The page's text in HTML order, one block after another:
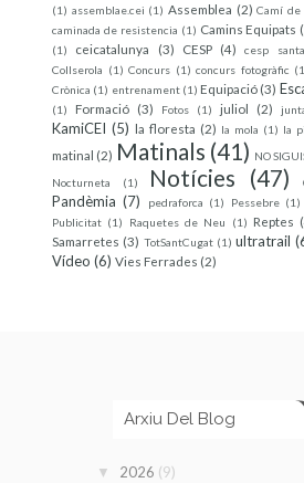
(1) assemblae.cei (1) Assemblea (2) Camí de
caminada de resistencia (1) Camins Equipats
(1)
ceicatalunya (3) CESP (4) cesp
Collserola (1) Concurs (1) concurs fotogràfic
Crònica (1) entrenament (1) Equipació (3)
(1)
Formació (3) Fotos (1) juliol (2)
KamiCEI (5) la floresta (2) la mola (1) la
matinal (2) Matinals (41) NO
Nocturneta
(1) Notícies (47)
Pandèmia (7) pedraforca (1) Pessebre (1)
Publicitat (1) Raquetes de Neu (1) Reptes
Samarretes (3) TotSantCugat (1) ultratrail
Vídeo (6) Vies Ferrades (2)
Arxiu Del Blog
▼ 2026 (9)